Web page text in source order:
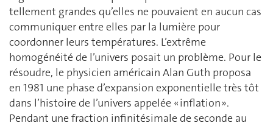
tellement grandes qu’elles ne pouvaient en aucun cas
communiquer entre elles par la lumière pour
coordonner leurs températures. L’extrême
homogénéité de l’univers posait un problème. Pour le
résoudre, le physicien américain Alan Guth proposa
en 1981 une phase d’expansion exponentielle très tôt
dans l’histoire de l’univers appelée « inflation ».
Pendant une fraction infinitésimale de seconde au